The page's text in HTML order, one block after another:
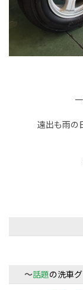
遠出も雨の
～話題の洗車